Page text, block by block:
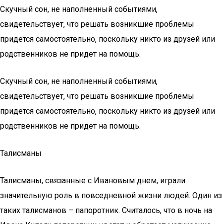
Скучный сон, не наполненный событиями,
свидетельствует, что решать возникшие проблемы
придется самостоятельно, поскольку никто из друзей или
родственников не придет на помощь.
Скучный сон, не наполненный событиями,
свидетельствует, что решать возникшие проблемы
придется самостоятельно, поскольку никто из друзей или
родственников не придет на помощь.
Талисманы
Талисманы, связанные с Ивановым днем, играли
значительную роль в повседневной жизни людей. Один из
таких талисманов – папоротник. Считалось, что в ночь на